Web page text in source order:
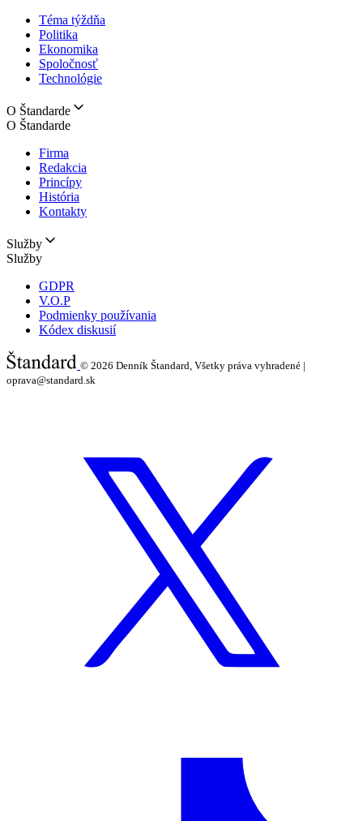
Téma týždňa
Politika
Ekonomika
Spoločnosť
Technológie
O Štandarde
O Štandarde
Firma
Redakcia
Princípy
História
Kontakty
Služby
Služby
GDPR
V.O.P
Podmienky používania
Kódex diskusií
© 2026 Denník Štandard, Všetky práva vyhradené |
oprava@standard.sk